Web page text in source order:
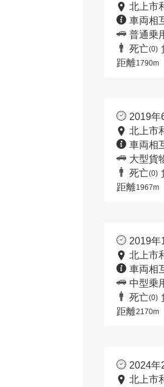
北上市
車両相
普通乗
死亡(0)
距離1790m
2019年
北上市
車両相
大型貨
死亡(0)
距離1967m
2019年
北上市
車両相
中型乗
死亡(0)
距離2170m
2024年
北上市